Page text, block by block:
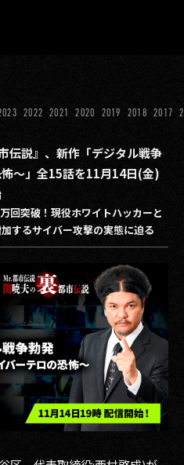
カン
ム
チャ
ディア
図鑑
ント
ドラ
事業
2022 2021 2020 2019 2018 2017
伝説』、新作「デジタル戦争
〜」全15話を11月14日(金)
回突破！現役ホワイトハッカーと
するサイバー攻撃の実態に迫る